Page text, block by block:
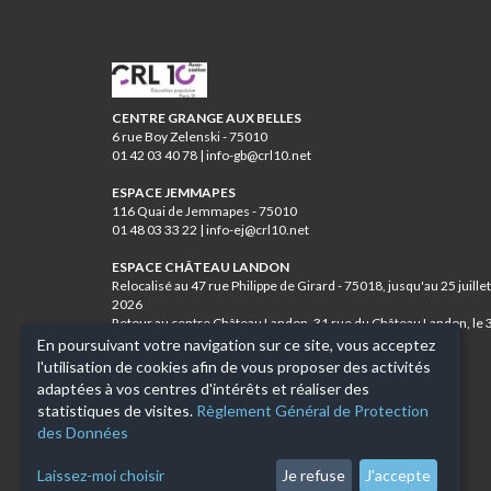
CRL10
CENTRE GRANGE AUX BELLES
6 rue Boy Zelenski - 75010
01 42 03 40 78 | info-gb@crl10.net
ESPACE JEMMAPES
116 Quai de Jemmapes - 75010
01 48 03 33 22 | info-ej@crl10.net
ESPACE CHÂTEAU LANDON
Relocalisé au 47 rue Philippe de Girard - 75018, jusqu'au 25 juillet
2026
Retour au centre Château Landon, 31 rue du Château Landon, le
août 2026
01 46 07 84 12 | info-cl@crl10.net
CENTRE JEAN VERDIER
11 rue de Lancry - 75010
01 42 03 00 47 | info-jv@crl10.net
En poursuivant votre navigation sur ce site, vous acceptez
l'utilisation de cookies afin de vous proposer des activités
adaptées à vos centres d'intérêts et réaliser des
statistiques de visites. Règlement Général de Protection
des Données
Laissez-moi choisir Je refuse J'accepte